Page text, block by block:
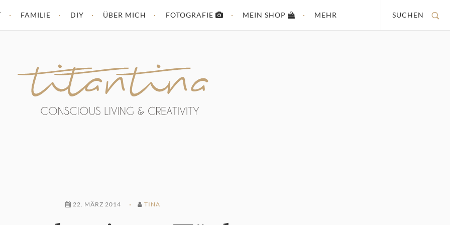
SUCHEN
FAMILIE DIY ÜBER MICH FOTOGRAFIE MEIN SHOP MEHR
22. MÄRZ 2014 TINA